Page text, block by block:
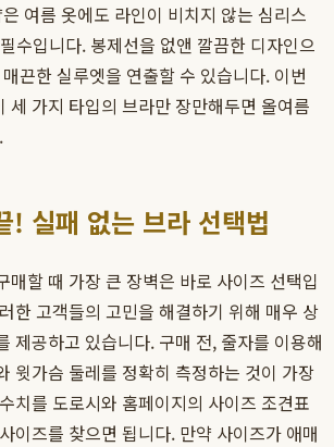
여름 옷에도 라인이 비치지 않는 심리스
수입니다. 봉제선을 없앤 깔끔한 디자인으
끈한 실루엣을 연출할 수 있습니다. 이번
세 가지 타입의 브라만 장만해두면 올여름
! 실패 없는 브라 선택법
매할 때 가장 큰 장벽은 바로 사이즈 선택입
한 고객들의 고민을 해결하기 위해 매우 상
제공하고 있습니다. 구매 전, 줄자를 이용해
윗가슴 둘레를 정확히 측정하는 것이 가장
치를 도로시와 홈페이지의 사이즈 조견표
이즈를 찾으면 됩니다. 만약 사이즈가 애매